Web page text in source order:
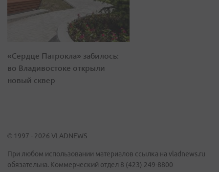
«Сердце Патрокла» забилось:
во Владивостоке открыли
новый сквер
© 1997 - 2026 VLADNEWS
При любом использовании материалов ссылка на vladnews.ru
обязательна. Коммерческий отдел 8 (423) 249-8800